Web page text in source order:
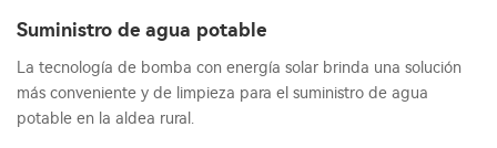
Suministro de agua potable
La tecnología de bomba con energía solar brinda una solución
más conveniente y de limpieza para el suministro de agua
potable en la aldea rural.